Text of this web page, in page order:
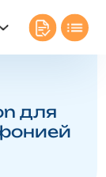
для